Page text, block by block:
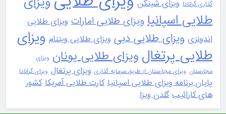
گذاری گرانادا ویزای شینگن
طلایی اسپانیا ویزای طلایی امارات ویزای طلایی
اندونزی ویزای طلایی دبی ویزای طلایی ویتنام ویزای
طلایی پرتغال ویزای طلایی یونان ویزای
مجارستان ویزای مجارستان از طریق سرمایه گذاری ویزای پرتغال ویزای گرانادا
پایان برنامه ویزای طلایی اسپانیا کارت طلایی آمریکا کشور
های کارائیب گلدن ویزا